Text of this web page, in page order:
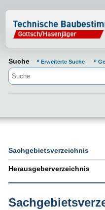
Normenportal
Suche Erweiterte Suche
Sachgebietsverzeichnis
Herausgeberverzeichnis